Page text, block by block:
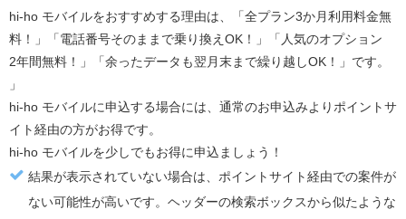
hi-ho モバイルをおすすめする理由は、「全プラン3か月利用料金無
料！」「電話番号そのままで乗り換えOK！」「人気のオプション
2年間無料！」「余ったデータも翌月末まで繰り越しOK！」です。
」
hi-ho モバイルに申込する場合には、通常のお申込みより ポイントサ
イト経由の方がお得です。
hi-ho モバイルを少しでもお得に申込ましょう！
結果が表示されていない場合は、ポイントサイト経由での案件が
ない可能性が高いです。ヘッダーの検索ボックスから似たような